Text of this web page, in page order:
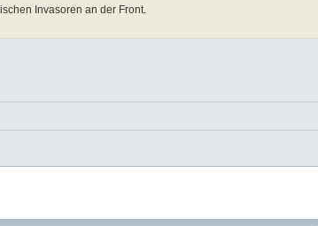
Invasoren an der Front.